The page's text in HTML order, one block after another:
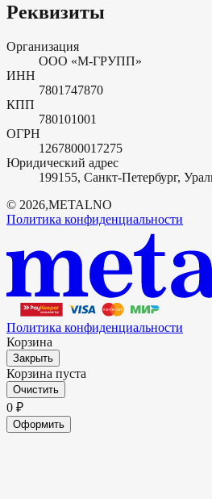
Реквизиты
Организация
ООО «М-ГРУПП»
ИНН
7801747870
КПП
780101001
ОГРН
1267800017275
Юридический адрес
199155, Санкт-Петербург,
© 2026,METALNO
Политика конфиденциальности
Политика конфиденциальности
Корзина
Закрыть
Корзина пуста
Очистить
0 ₽
Оформить